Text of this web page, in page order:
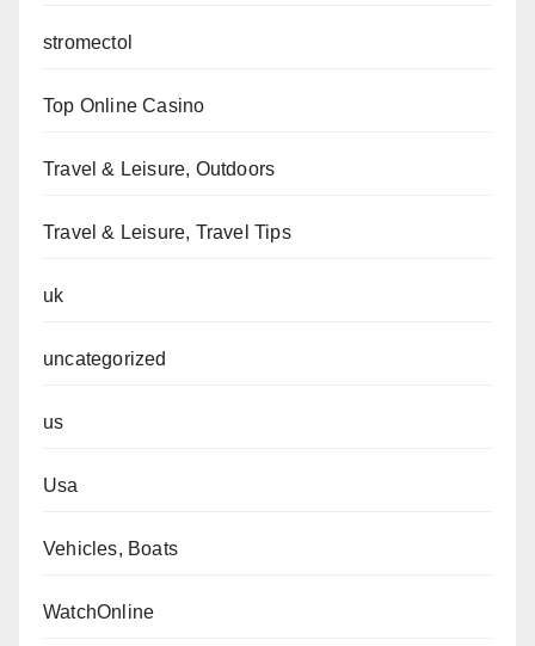
stromectol
Top Online Casino
Travel & Leisure, Outdoors
Travel & Leisure, Travel Tips
uk
uncategorized
us
Usa
Vehicles, Boats
WatchOnline